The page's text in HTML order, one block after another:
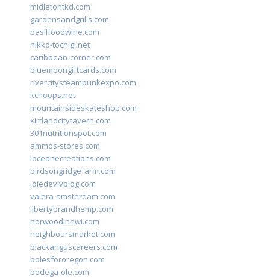
midletontkd.com
gardensandgrills.com
basilfoodwine.com
nikko-tochigi.net
caribbean-corner.com
bluemoongiftcards.com
rivercitysteampunkexpo.com
kchoops.net
mountainsideskateshop.com
kirtlandcitytavern.com
301nutritionspot.com
ammos-stores.com
loceanecreations.com
birdsongridgefarm.com
joiedevivblog.com
valera-amsterdam.com
libertybrandhemp.com
norwoodinnwi.com
neighboursmarket.com
blackanguscareers.com
bolesfororegon.com
bodega-ole.com